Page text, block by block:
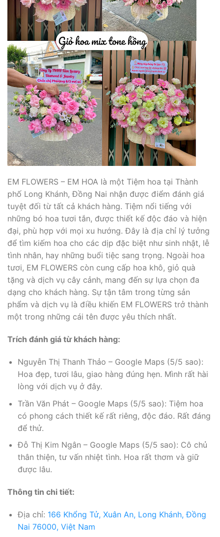
EM FLOWERS – EM HOA là một Tiệm hoa tại Thành
phố Long Khánh, Đồng Nai nhận được điểm đánh giá
tuyệt đối từ tất cả khách hàng. Tiệm nổi tiếng với
những bó hoa tươi tắn, được thiết kế độc đáo và hiện
đại, phù hợp với mọi xu hướng. Đây là địa chỉ lý tưởng
để tìm kiếm hoa cho các dịp đặc biệt như sinh nhật, lễ
tình nhân, hay những buổi tiệc sang trọng. Ngoài hoa
tươi, EM FLOWERS còn cung cấp hoa khô, giỏ quà
tặng và dịch vụ cây cảnh, mang đến sự lựa chọn đa
dạng cho khách hàng. Sự tận tâm trong từng sản
phẩm và dịch vụ là điều khiến EM FLOWERS trở thành
một trong những cái tên được yêu thích nhất.
Trích đánh giá từ khách hàng:
Nguyễn Thị Thanh Thảo – Google Maps (5/5 sao):
Hoa đẹp, tươi lâu, giao hàng đúng hẹn. Mình rất hài
lòng với dịch vụ ở đây.
Trần Văn Phát – Google Maps (5/5 sao): Tiệm hoa
có phong cách thiết kế rất riêng, độc đáo. Rất đáng
để thử.
Đỗ Thị Kim Ngân – Google Maps (5/5 sao): Cô chủ
thân thiện, tư vấn nhiệt tình. Hoa rất thơm và giữ
được lâu.
Thông tin chi tiết:
Địa chỉ: 166 Khổng Tử, Xuân An, Long Khánh, Đồng
Nai 76000, Việt Nam